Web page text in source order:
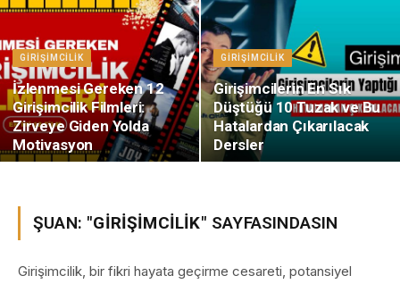
GIRIŞIMCILIK
İzlenmesi Gereken 12
Girişimcilik Filmleri:
Zirveye Giden Yolda
Motivasyon
GIRIŞIMCILIK
Girişimcilerin En Sık
Düştüğü 10 Tuzak ve Bu
Hatalardan Çıkarılacak
Dersler
ŞUAN: "GIRIŞIMCILIK" SAYFASINDASIN
Girişimcilik, bir fikri hayata geçirme cesareti, potansiyel